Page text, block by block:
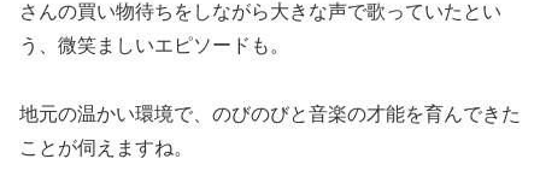
さんの買い物待ちをしながら大きな声で歌っていたとい
う、微笑ましいエピソードも。
地元の温かい環境で、のびのびと音楽の才能を育んできた
ことが伺えますね。